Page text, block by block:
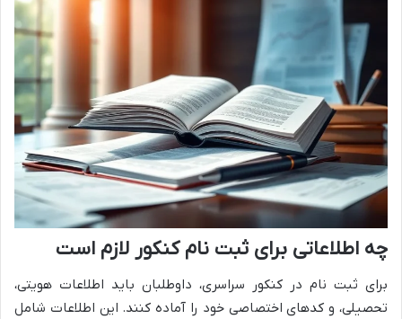
چه اطلاعاتی برای ثبت نام کنکور لازم است
برای ثبت نام در کنکور سراسری، داوطلبان باید اطلاعات هویتی،
تحصیلی، و کدهای اختصاصی خود را آماده کنند. این اطلاعات شامل